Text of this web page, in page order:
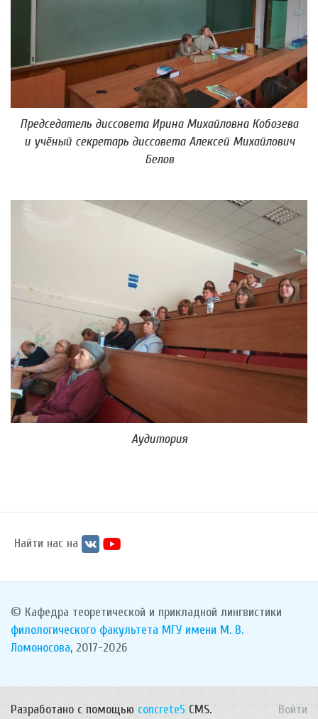
Председатель диссовета Ирина Михайловна Кобозева
и учёный секретарь диссовета Алексей Михайлович
Белов
Аудитория
Найти нас на
© Кафедра теоретической и прикладной лингвистики
филологического факультета МГУ имени М. В.
Ломоносова, 2017-2026
Разработано с помощью concrete5 CMS. Войти